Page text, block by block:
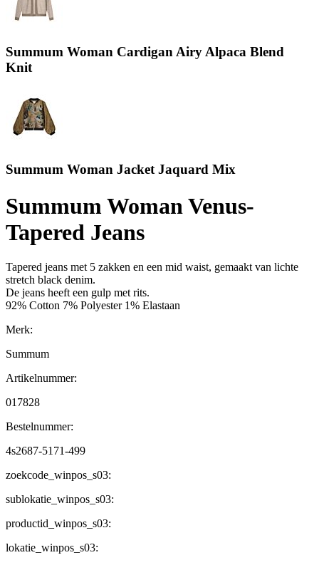
Summum Woman Cardigan Airy Alpaca Blend
Knit
Summum Woman Jacket Jaquard Mix
Summum Woman Venus-
Tapered Jeans
Tapered jeans met 5 zakken en een mid waist, gemaakt van lichte
stretch black denim.
De jeans heeft een gulp met rits.
92% Cotton 7% Polyester 1% Elastaan
Merk:
Summum
Artikelnummer:
017828
Bestelnummer:
4s2687-5171-499
zoekcode_winpos_s03:
sublokatie_winpos_s03:
productid_winpos_s03:
lokatie_winpos_s03: